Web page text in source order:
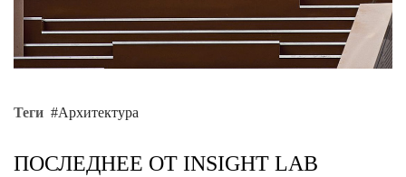
Теги Архитектура
ПОСЛЕДНЕЕ ОТ INSIGHT LAB